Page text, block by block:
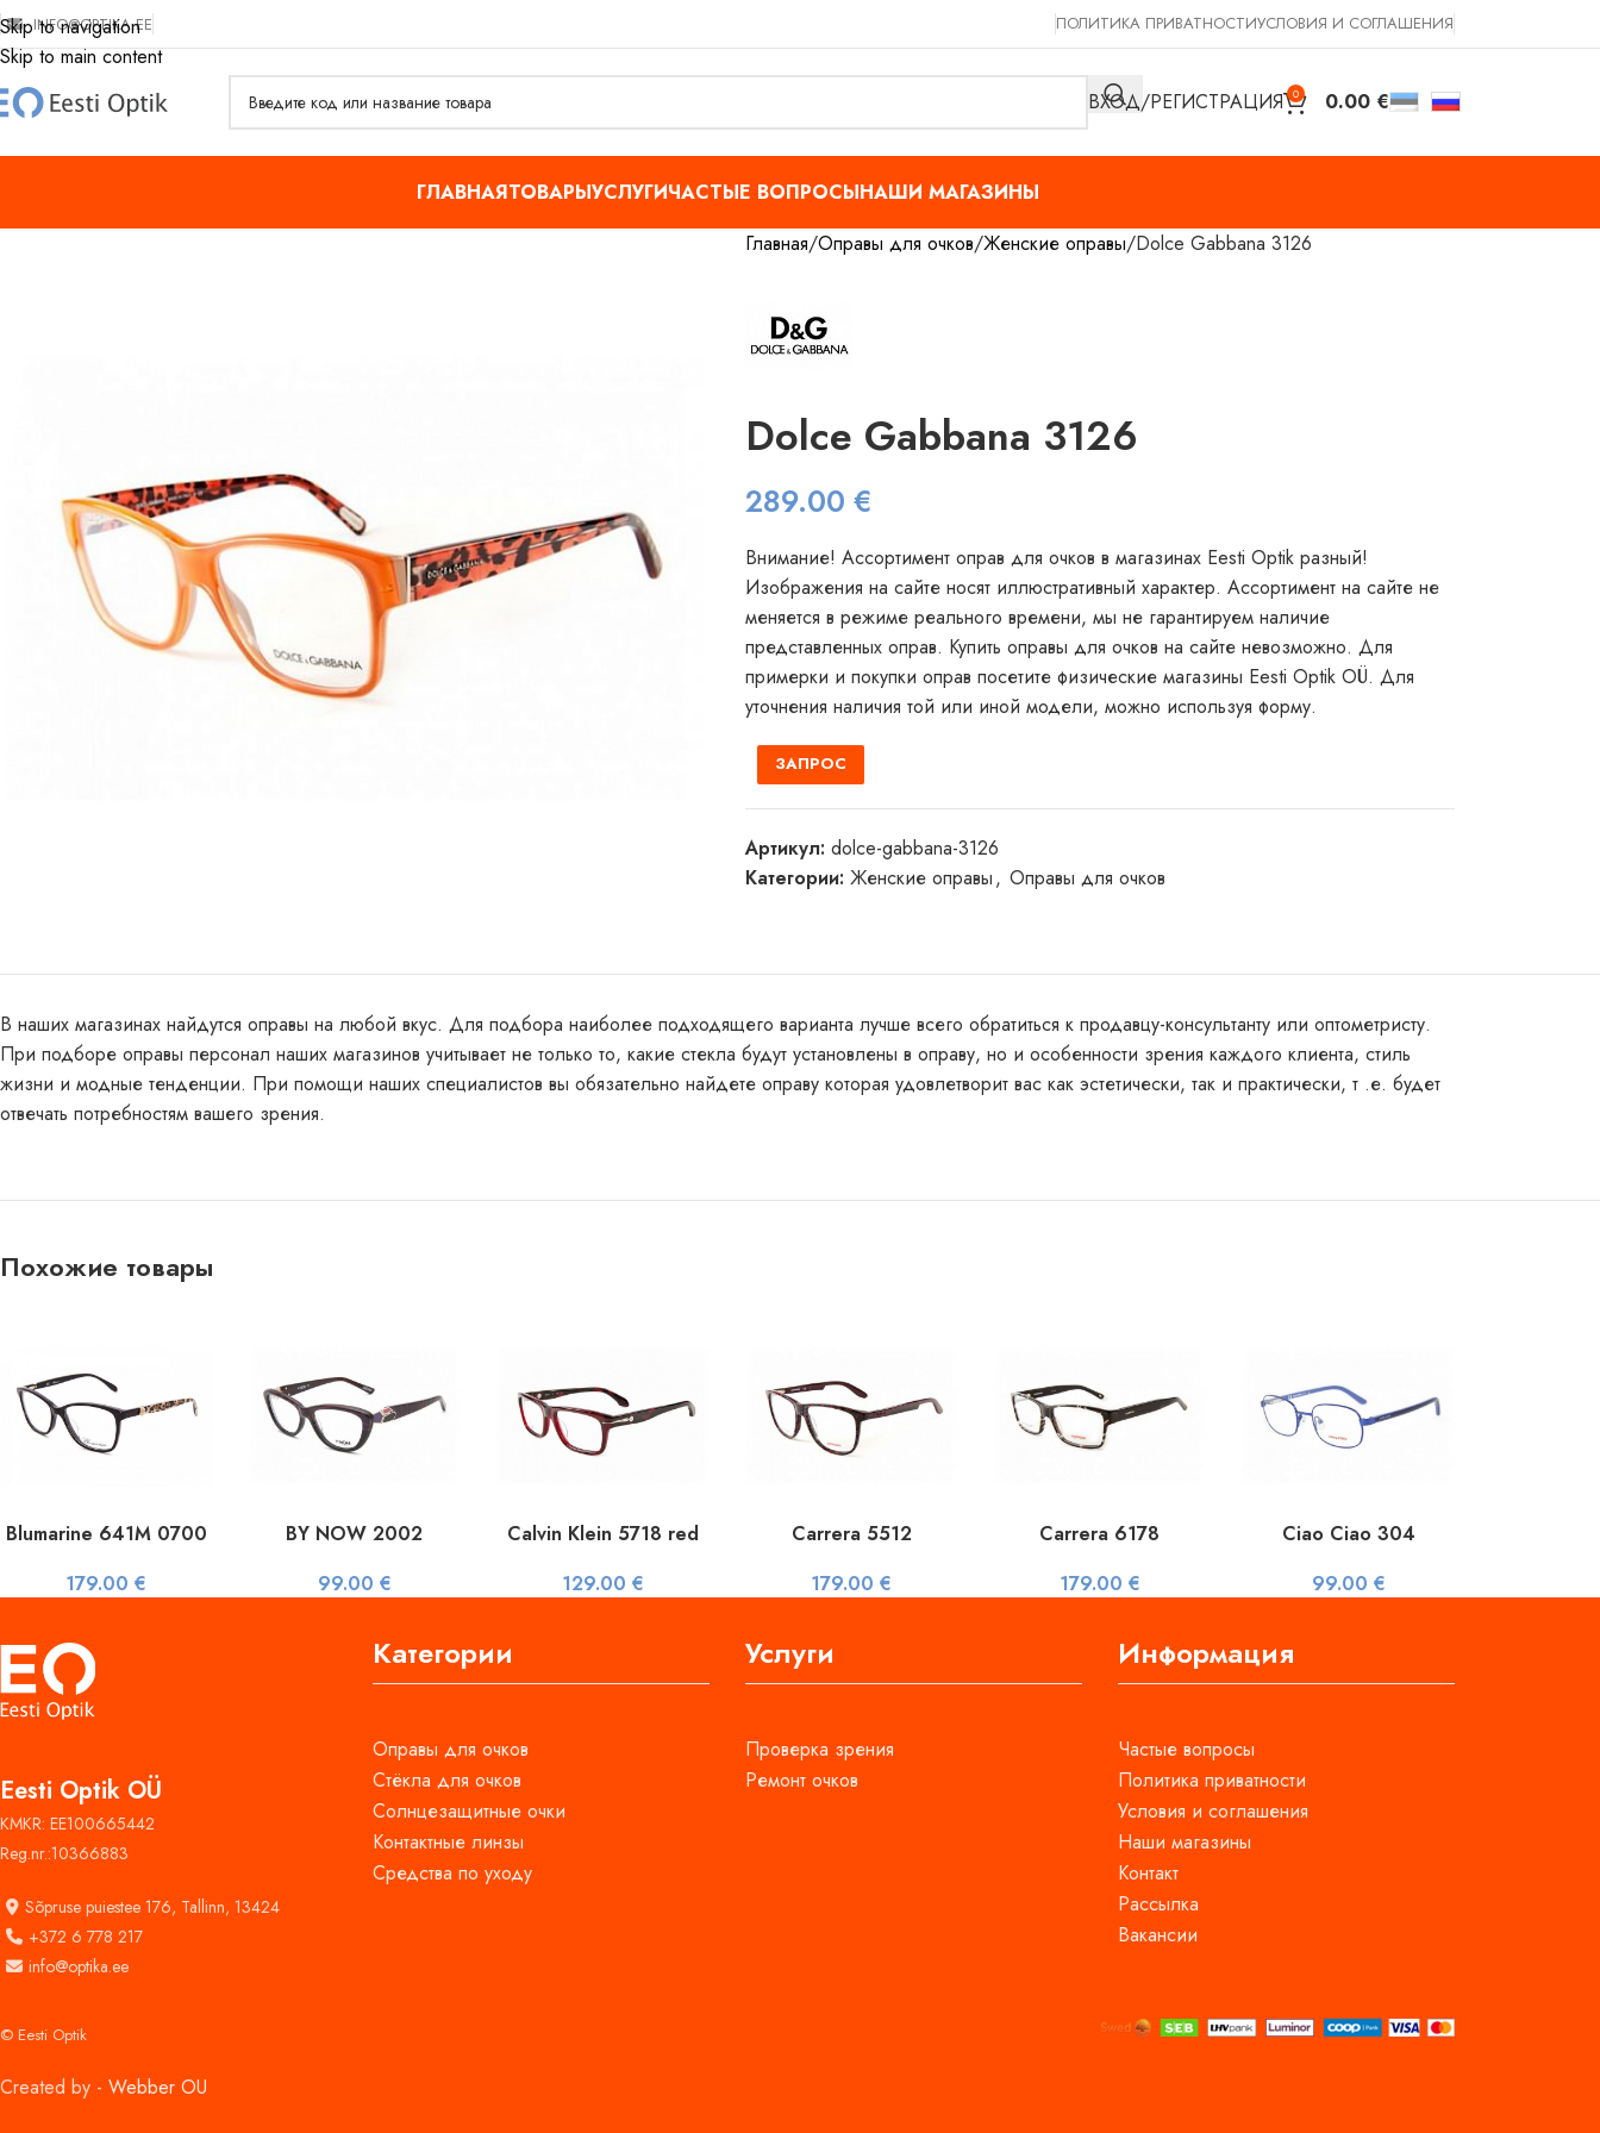
Skip to navigation
Skip to main content
INFO@OPTIKA.EE ПОЛИТИКА ПРИВАТНОСТИУСЛОВИЯ И СОГЛАШЕНИЯ
ВХОД/РЕГИСТРАЦИЯ 0 0.00 €
ГЛАВНАЯТОВАРЫУСЛУГИЧАСТЫЕ ВОПРОСЫНАШИ МАГАЗИНЫ
Главная Оправы для очков Женские оправы Dolce Gabbana 3126
Dolce Gabbana 3126
289.00 €
Внимание! Ассортимент оправ для очков в магазинах Eesti Optik разный!
Изображения на сайте носят иллюстративный характер. Ассортимент на сайте не
меняется в режиме реального времени, мы не гарантируем наличие
представленных оправ. Купить оправы для очков на сайте невозможно. Для
примерки и покупки оправ посетите физические магазины Eesti Optik OÜ. Для
уточнения наличия той или иной модели, можно используя форму.
ЗАПРОС
Артикул: dolce-gabbana-3126
Категории: Женские оправы, Оправы для очков
В наших магазинах найдутся оправы на любой вкус. Для подбора наиболее подходящего варианта лучше всего обратиться к продавцу-консультанту или оптометристу.
При подборе оправы персонал наших магазинов учитывает не только то, какие стекла будут установлены в оправу, но и особенности зрения каждого клиента, стиль
жизни и модные тенденции. При помощи наших специалистов вы обязательно найдете оправу которая удовлетворит вас как эстетически, так и практически, т .е. будет
отвечать потребностям вашего зрения.
Похожие товары
Blumarine 641M 0700
179.00€
BY NOW 2002
99.00 €
Calvin Klein 5718 red
129.00€
Carrera 5512
179.00€
Carrera 6178
179.00 €
Ciao Ciao 304
99.00 €
Eesti Optik OÜ
KMKR: EE100665442
Reg.nr.:10366883
Sõpruse puiestee 176, Tallinn, 13424
+372 6 778 217
info@optika.ee
Категории
Оправы для очков
Стёкла для очков
Солнцезащитные очки
Контактные линзы
Средства по уходу
Услуги
Проверка зрения
Ремонт очков
Информация
Частые вопросы
Политика приватности
Условия и соглашения
Наши магазины
Контакт
Рассылка
Вакансии
© Eesti Optik
Created by - Webber OU